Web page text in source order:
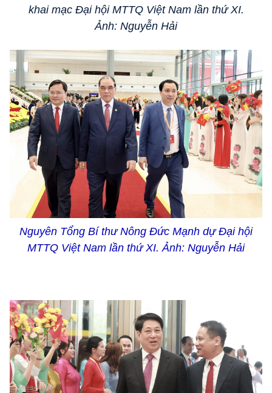
khai mạc Đại hội MTTQ Việt Nam lần thứ XI.
Ảnh: Nguyễn Hải
Nguyên Tổng Bí thư Nông Đức Mạnh dự Đại hội
MTTQ Việt Nam lần thứ XI. Ảnh: Nguyễn Hải